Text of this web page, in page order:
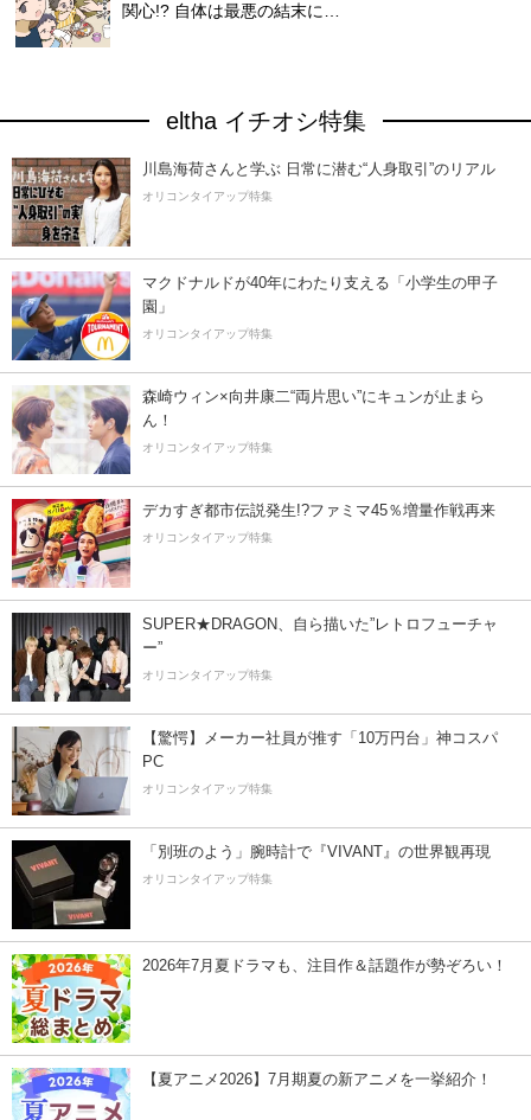
関心!? 自体は最悪の結末に…
eltha イチオシ特集
川島海荷さんと学ぶ 日常に潜む“人身取引”のリアル
オリコンタイアップ特集
マクドナルドが40年にわたり支える「小学生の甲子
園」
オリコンタイアップ特集
森崎ウィン×向井康二“両片思い”にキュンが止まら
ん！
オリコンタイアップ特集
デカすぎ都市伝説発生!?ファミマ45％増量作戦再来
オリコンタイアップ特集
SUPER★DRAGON、自ら描いた”レトロフューチャ
ー”
オリコンタイアップ特集
【驚愕】メーカー社員が推す「10万円台」神コスパ
PC
オリコンタイアップ特集
「別班のよう」腕時計で『VIVANT』の世界観再現
オリコンタイアップ特集
2026年7月夏ドラマも、注目作＆話題作が勢ぞろい！
【夏アニメ2026】7月期夏の新アニメを一挙紹介！